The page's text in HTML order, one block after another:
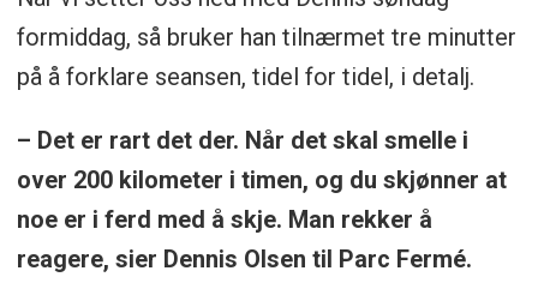
formiddag, så bruker han tilnærmet tre minutter
på å forklare seansen, tidel for tidel, i detalj.
– Det er rart det der. Når det skal smelle i
over 200 kilometer i timen, og du skjønner at
noe er i ferd med å skje. Man rekker å
reagere, sier Dennis Olsen til Parc Fermé.